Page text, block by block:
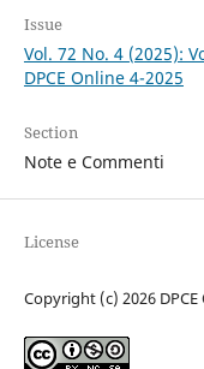
Issue
Vol. 72 No. 4 (2025):
DPCE Online 4-2025
Section
Note e Commenti
License
Copyright (c) 2026 DPCE